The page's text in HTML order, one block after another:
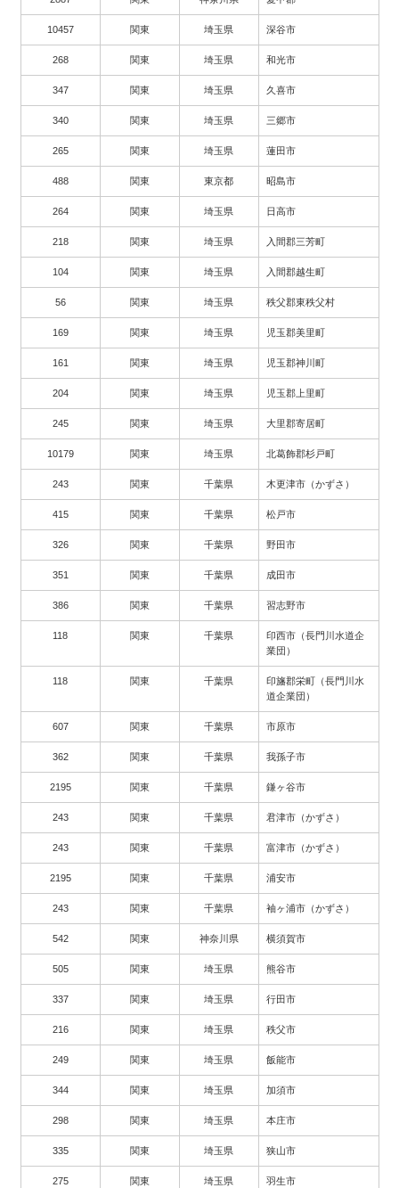
10457 関東 埼玉県 深谷市
268 関東 埼玉県 和光市
347 関東 埼玉県 久喜市
340 関東 埼玉県 三郷市
265 関東 埼玉県 蓮田市
488 関東 東京都 昭島市
264 関東 埼玉県 日高市
218 関東 埼玉県 入間郡三芳町
104 関東 埼玉県 入間郡越生町
56 関東 埼玉県 秩父郡東秩父村
169 関東 埼玉県 児玉郡美里町
161 関東 埼玉県 児玉郡神川町
204 関東 埼玉県 児玉郡上里町
245 関東 埼玉県 大里郡寄居町
10179 関東 埼玉県 北葛飾郡杉戸町
243 関東 千葉県 木更津市（かずさ）
415 関東 千葉県 松戸市
326 関東 千葉県 野田市
351 関東 千葉県 成田市
386 関東 千葉県 習志野市
118 関東 千葉県
印西市（長門川水道企
業団）
118 関東 千葉県
印旛郡栄町（長門川水
道企業団）
607 関東 千葉県 市原市
362 関東 千葉県 我孫子市
2195 関東 千葉県 鎌ヶ谷市
243 関東 千葉県 君津市（かずさ）
243 関東 千葉県 富津市（かずさ）
2195 関東 千葉県 浦安市
243 関東 千葉県 袖ヶ浦市（かずさ）
542 関東 神奈川県 横須賀市
505 関東 埼玉県 熊谷市
337 関東 埼玉県 行田市
216 関東 埼玉県 秩父市
249 関東 埼玉県 飯能市
344 関東 埼玉県 加須市
298 関東 埼玉県 本庄市
335 関東 埼玉県 狭山市
275 関東 埼玉県 羽生市